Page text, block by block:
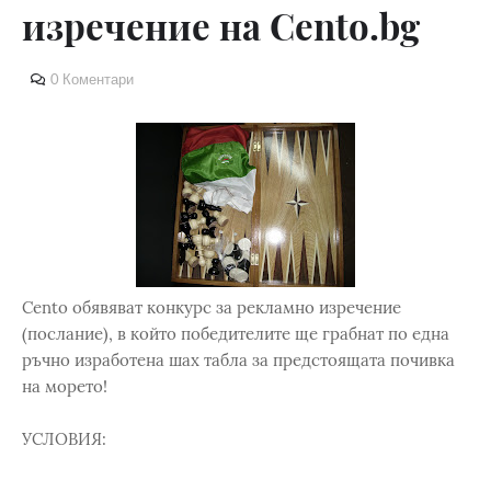
изречение на Cento.bg
0 Коментари
Cento обявяват конкурс за рекламно изречение
(послание), в който победителите ще грабнат по една
ръчно изработена шах табла за предстоящата почивка
на морето!
УСЛОВИЯ: